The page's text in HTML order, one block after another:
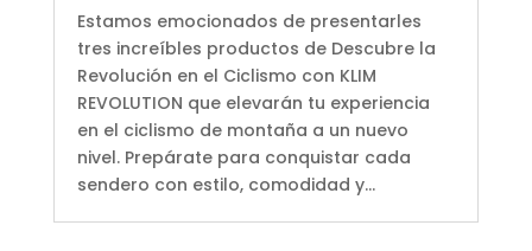
Estamos emocionados de presentarles
tres increíbles productos de Descubre la
Revolución en el Ciclismo con KLIM
REVOLUTION que elevarán tu experiencia
en el ciclismo de montaña a un nuevo
nivel. Prepárate para conquistar cada
sendero con estilo, comodidad y...